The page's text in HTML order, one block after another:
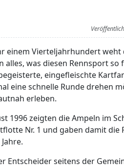
einem Vierteljahrhundert
alles, was diesen Rennsport
eingefleischte
eine schnelle Runde drehen
erleben.
1996 zeigten die Ampeln im
Nr. 1 und gaben damit
Entscheider seitens der